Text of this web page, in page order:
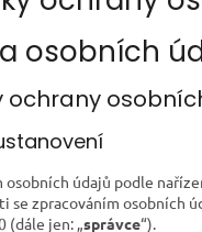
osobních
ochrany
osobních údajů podle
se zpracováním osobních
(dále jen: „správce“).